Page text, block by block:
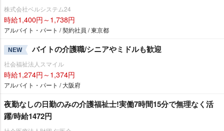
株式会社ベルシステム24
時給1,400円～1,738円
アルバイト・パート / 契約社員 / 東京都
NEW バイトの介護職/シニアやミドルも歓迎
社会福祉法人スマイル
時給1,274円～1,374円
アルバイト・パート / 大阪府
夜勤なしの日勤のみの介護福祉士!実働7時間15分で無理なく活
躍/時給1472円